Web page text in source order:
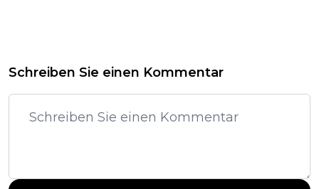
Schreiben Sie einen Kommentar